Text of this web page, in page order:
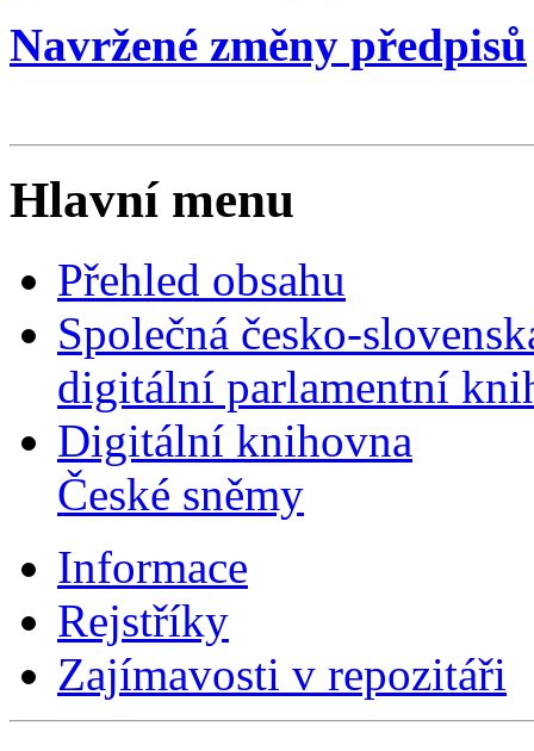
Navržené změny předpisů
Hlavní menu
Přehled obsahu
Společná česko-
digitální parlamentní
Digitální knihovna
České sněmy
Informace
Rejstříky
Zajímavosti v repozitáři